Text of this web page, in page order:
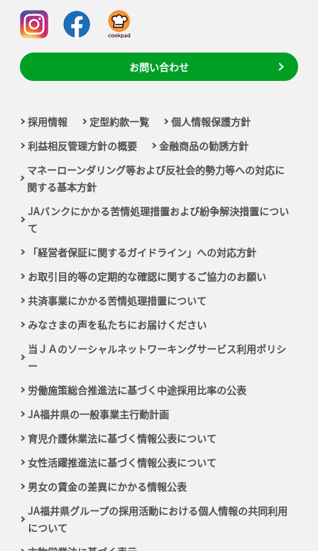
お問い合わせ
採用情報 定型約款一覧
個人情報保護方針
利益相反管理方針の概要
金融商品の勧誘方針
マネーローンダリング等および反社会的勢力等への対応に
関する基本方針
JAバンクにかかる苦情処理措置および紛争解決措置につい
て
「経営者保証に関するガイドライン」への対応方針
お取引目的等の定期的な確認に関するご協力のお願い
共済事業にかかる苦情処理措置について
みなさまの声を私たちにお届けください
当ＪＡのソーシャルネットワーキングサービス利用ポリシ
ー
労働施策総合推進法に基づく中途採用比率の公表
JA福井県の一般事業主行動計画
育児介護休業法に基づく情報公表について
女性活躍推進法に基づく情報公表について
男女の賃金の差異にかかる情報公表
JA福井県グループの採用活動における個人情報の共同利用
について